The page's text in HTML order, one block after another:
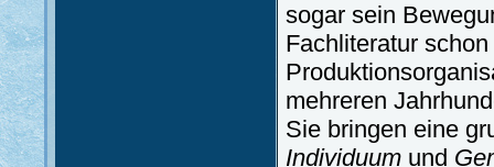
sogar sein
Fachliteratur
mehreren
Sie bringen eine
Individuum und